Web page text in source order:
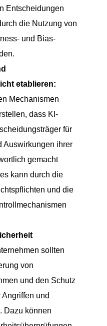
Entscheidungen
die Nutzung von
und Bias-
etablieren:
Mechanismen
dass KI-
für
Auswirkungen ihrer
gemacht
kann durch die
und die
sollten
von
und den Schutz
und
Dazu können